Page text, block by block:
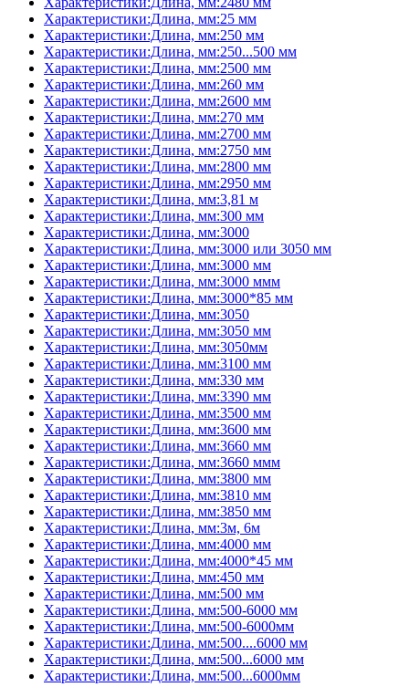
Характеристики:Длина, мм:25 мм
Характеристики:Длина, мм:250 мм
Характеристики:Длина, мм:250...500 мм
Характеристики:Длина, мм:2500 мм
Характеристики:Длина, мм:260 мм
Характеристики:Длина, мм:2600 мм
Характеристики:Длина, мм:270 мм
Характеристики:Длина, мм:2700 мм
Характеристики:Длина, мм:2750 мм
Характеристики:Длина, мм:2800 мм
Характеристики:Длина, мм:2950 мм
Характеристики:Длина, мм:3,81 м
Характеристики:Длина, мм:300 мм
Характеристики:Длина, мм:3000
Характеристики:Длина, мм:3000 или 3050 мм
Характеристики:Длина, мм:3000 мм
Характеристики:Длина, мм:3000 ммм
Характеристики:Длина, мм:3000*85 мм
Характеристики:Длина, мм:3050
Характеристики:Длина, мм:3050 мм
Характеристики:Длина, мм:3050мм
Характеристики:Длина, мм:3100 мм
Характеристики:Длина, мм:330 мм
Характеристики:Длина, мм:3390 мм
Характеристики:Длина, мм:3500 мм
Характеристики:Длина, мм:3600 мм
Характеристики:Длина, мм:3660 мм
Характеристики:Длина, мм:3660 ммм
Характеристики:Длина, мм:3800 мм
Характеристики:Длина, мм:3810 мм
Характеристики:Длина, мм:3850 мм
Характеристики:Длина, мм:3м, 6м
Характеристики:Длина, мм:4000 мм
Характеристики:Длина, мм:4000*45 мм
Характеристики:Длина, мм:450 мм
Характеристики:Длина, мм:500 мм
Характеристики:Длина, мм:500-6000 мм
Характеристики:Длина, мм:500-6000мм
Характеристики:Длина, мм:500....6000 мм
Характеристики:Длина, мм:500...6000 мм
Характеристики:Длина, мм:500...6000мм